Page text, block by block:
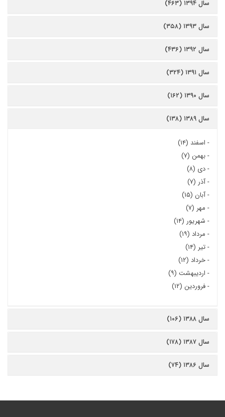
سال ۱۳۹۴ (۴۶۳)
سال ۱۳۹۳ (۳۵۸)
سال ۱۳۹۲ (۴۳۶)
سال ۱۳۹۱ (۳۲۴)
سال ۱۳۹۰ (۱۶۲)
سال ۱۳۸۹ (۱۳۸)
- اسفند (۱۴)
-بهمن (۷)
-دی (۸)
-آذر (۷)
-آبان (۱۵)
- مهر (۷)
- شهریور (۱۴)
- مرداد (۱۹)
-تیر (۱۴)
-خرداد (۱۲)
- اردیبهشت (۹)
-فروردین (۱۲)
سال ۱۳۸۸ (۱۰۶)
سال ۱۳۸۷ (۱۷۸)
سال ۱۳۸۶ (۷۴)